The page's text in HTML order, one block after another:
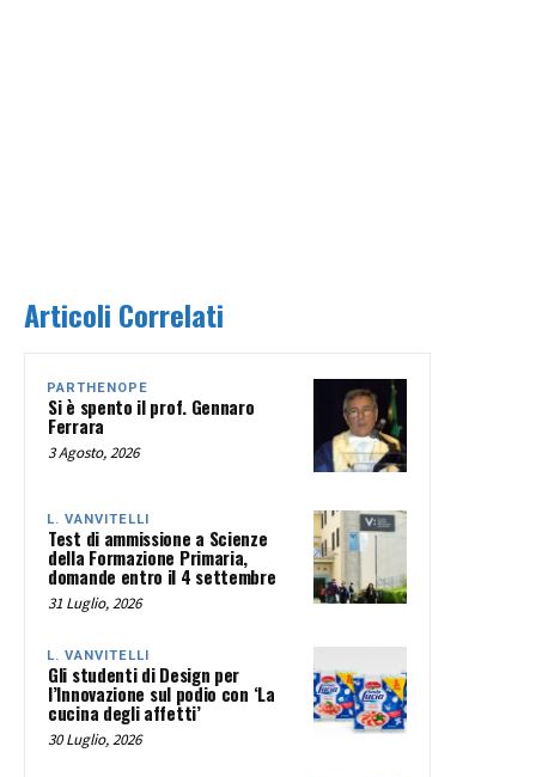
Articoli Correlati
PARTHENOPE
Si è spento il prof. Gennaro
Ferrara
3 Agosto, 2026
L. VANVITELLI
Test di ammissione a Scienze
della Formazione Primaria,
domande entro il 4 settembre
31 Luglio, 2026
L. VANVITELLI
Gli studenti di Design per
l’Innovazione sul podio con ‘La
cucina degli affetti’
30 Luglio, 2026